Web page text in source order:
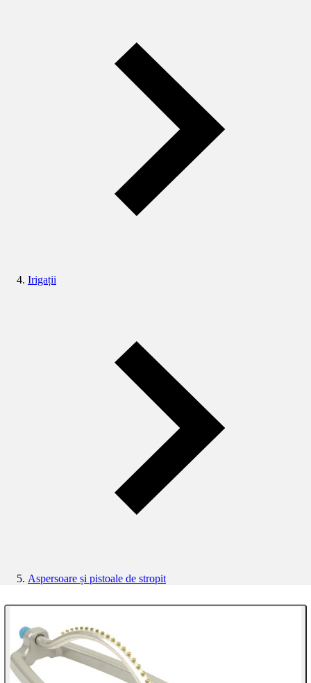
Irigații
Aspersoare și pistoale de stropit